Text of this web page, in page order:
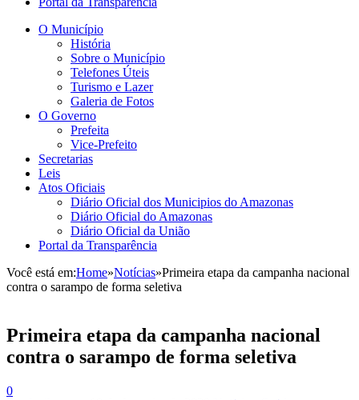
O Município
História
Sobre o Município
Telefones Úteis
Turismo e Lazer
Galeria de Fotos
O Governo
Prefeita
Vice-Prefeito
Secretarias
Leis
Atos Oficiais
Diário Oficial dos Municipios do Amazonas
Diário Oficial do Amazonas
Diário Oficial da União
Portal da Transparência
Você está em:Home»Notícias»Primeira etapa da campanha nacional
contra o sarampo de forma seletiva
Primeira etapa da campanha nacional
contra o sarampo de forma seletiva
0